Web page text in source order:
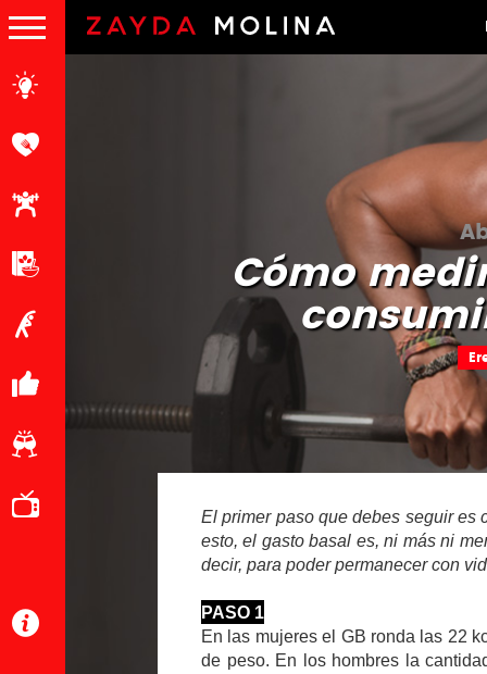
Cómo
El primer paso que debes seguir es
esto, el gasto basal es, ni más ni
decir, para poder permanecer con
PASO 1
En las mujeres el GB ronda las 22
de peso. En los hombres la